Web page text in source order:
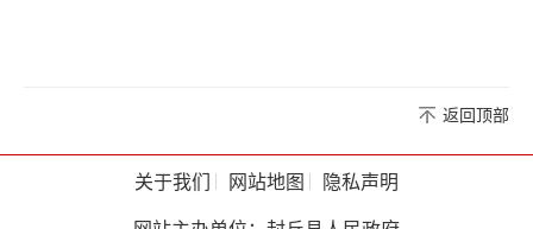
返回顶部
关于我们 网站地图
隐私声明